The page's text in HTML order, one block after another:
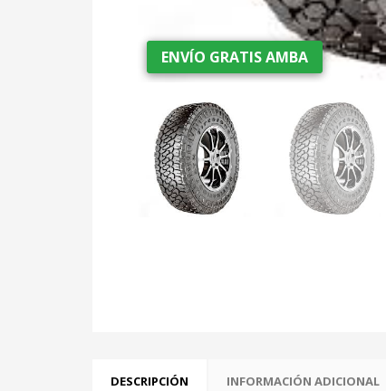
ENVÍO GRATIS AMBA
ENVÍO GRATIS AMBA
DESCRIPCIÓN INFORMACIÓN ADICIONAL